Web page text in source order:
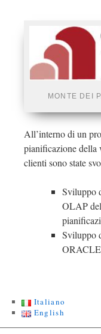
MONTE DEI
All’interno di un
pianificazione della
clienti sono state
Sviluppo
OLAP
Sviluppo
ORACLE
Italiano
English